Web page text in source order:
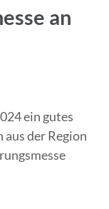
an
ein gutes
der Region